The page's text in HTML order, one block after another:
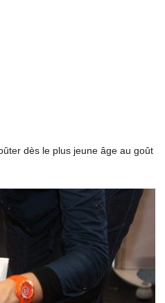
dès le plus jeune âge au goût